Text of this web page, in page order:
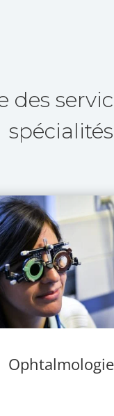
des
spécialités
Ophtalmologie